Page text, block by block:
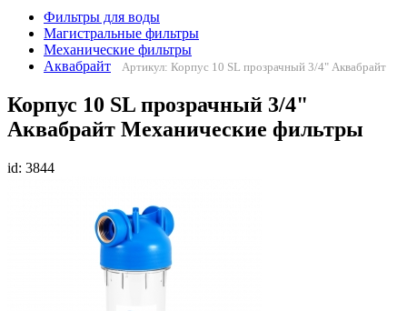
Фильтры для воды
Магистральные фильтры
Механические фильтры
Аквабрайт
Артикул: Корпус 10 SL прозрачный 3/4" Аквабрайт
Корпус 10 SL прозрачный 3/4"
Аквабрайт Механические фильтры
id: 3844